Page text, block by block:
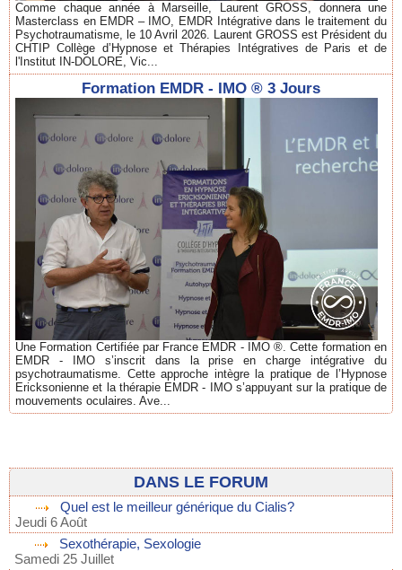
Comme chaque année à Marseille, Laurent GROSS, donnera une
Masterclass en EMDR – IMO, EMDR Intégrative dans le traitement du
Psychotraumatisme, le 10 Avril 2026. Laurent GROSS est Président du
CHTIP Collège d’Hypnose et Thérapies Intégratives de Paris et de
l'Institut IN-DOLORE, Vic...
Formation EMDR - IMO ® 3 Jours
Une Formation Certifiée par France EMDR - IMO ®. Cette formation en
EMDR - IMO s’inscrit dans la prise en charge intégrative du
psychotraumatisme. Cette approche intègre la pratique de l’Hypnose
Ericksonienne et la thérapie EMDR - IMO s’appuyant sur la pratique de
mouvements oculaires. Ave...
DANS LE FORUM
Quel est le meilleur générique du Cialis?
Jeudi 6 Août
Sexothérapie, Sexologie
Samedi 25 Juillet